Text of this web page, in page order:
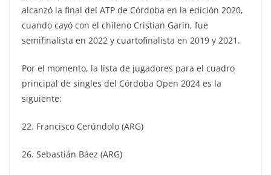
alcanzó la final del ATP de Córdoba en la edición 2020,
cuando cayó con el chileno Cristian Garín, fue
semifinalista en 2022 y cuartofinalista en 2019 y 2021.
Por el momento, la lista de jugadores para el cuadro
principal de singles del Córdoba Open 2024 es la
siguiente:
22. Francisco Cerúndolo (ARG)
26. Sebastián Báez (ARG)